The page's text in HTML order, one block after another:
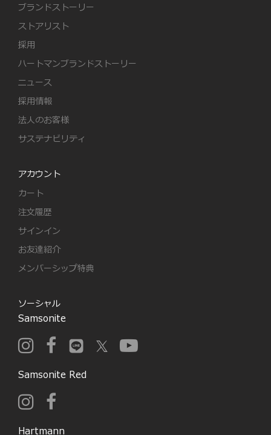
ブランドストーリー
ストアリスト
採用
ハートマンブランドストーリー
ニュース
採用情報
法人のお客様
サステナビリティ
アカウント
カート
注文履歴
サインイン
お友達紹介
メンバーシップ特典
ソーシャル
Samsonite
Samsonite Red
Hartmann